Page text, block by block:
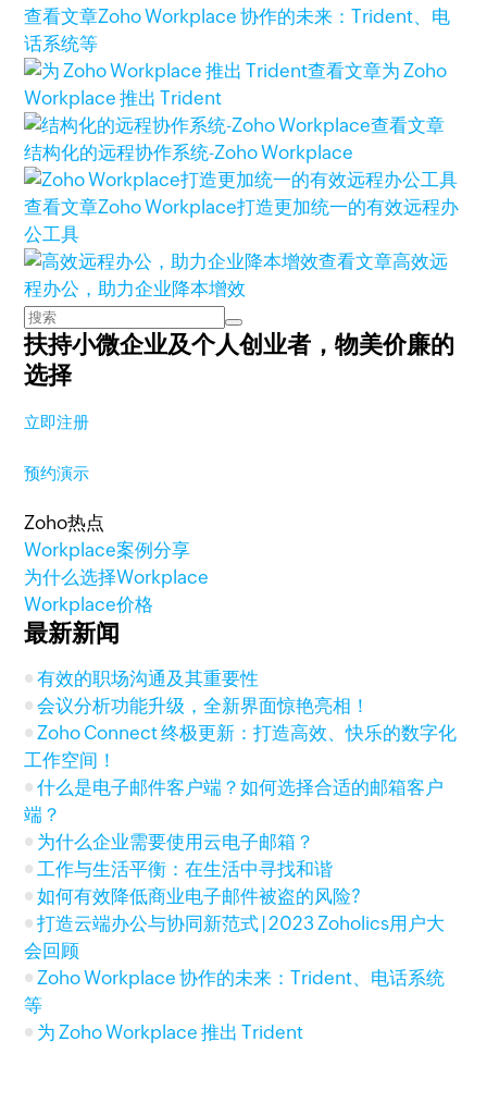
查看文章Zoho Workplace 协作的未来：Trident、电
话系统等
查看文章为 Zoho
Workplace 推出 Trident
查看文章
结构化的远程协作系统-Zoho Workplace
查看文章Zoho Workplace打造更加统一的有效远程办
公工具
查看文章高效远
程办公，助力企业降本增效
扶持小微企业及个人创业者，物美价廉的
选择
立即注册
预约演示
Zoho热点
Workplace案例分享
为什么选择Workplace
Workplace价格
最新新闻
有效的职场沟通及其重要性
会议分析功能升级，全新界面惊艳亮相！
Zoho Connect 终极更新：打造高效、快乐的数字化
工作空间！
什么是电子邮件客户端？如何选择合适的邮箱客户
端？
为什么企业需要使用云电子邮箱？
工作与生活平衡：在生活中寻找和谐
如何有效降低商业电子邮件被盗的风险?
打造云端办公与协同新范式 | 2023 Zoholics用户大
会回顾
Zoho Workplace 协作的未来：Trident、电话系统
等
为 Zoho Workplace 推出 Trident